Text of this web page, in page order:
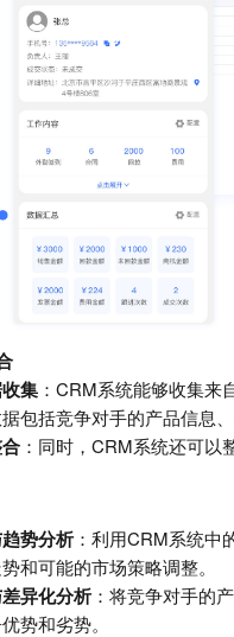
集 ：CRM系统能够收集
包括竞争对手的产品信息
：同时，CRM系统还可
势分析：利用CRM系统中
和可能的市场策略调整。
异化分析：将竞争对手的
势和劣势。